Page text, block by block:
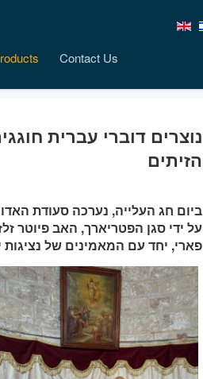
Contact Us
נוצרים דוברי עברית
הזיתים
על ידי סגן הפטריארך, האב פיוטר
פארי, יחד עם המאמינים של